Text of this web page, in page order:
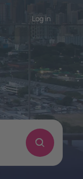
Log in